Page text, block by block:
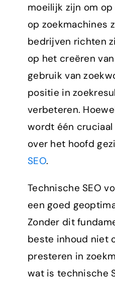
moeilijk zijn om op
op zoekmachines
bedrijven richten
op het creëren
gebruik van
positie in
verbeteren.
wordt één cruciaal
over het hoofd
SEO.
Technische SEO
een goed
Zonder dit
beste inhoud niet
presteren in
wat is technische